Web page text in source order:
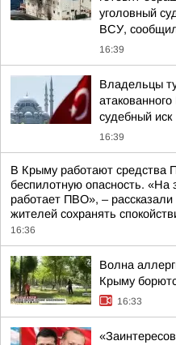
уголовный
ВСУ,
16:39
Владельцы
судебный иск
16:39
В Крыму работают средства
беспилотную опасность. «На
работает ПВО», –
жителей сохранять
16:36
Волна
Крыму
16:33